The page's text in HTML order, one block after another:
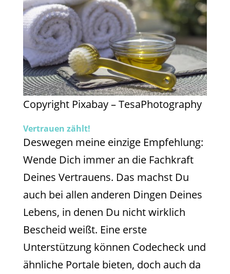
Copyright Pixabay – TesaPhotography
Vertrauen zählt!
Deswegen meine einzige Empfehlung:
Wende Dich immer an die Fachkraft
Deines Vertrauens. Das machst Du
auch bei allen anderen Dingen Deines
Lebens, in denen Du nicht wirklich
Bescheid weißt. Eine erste
Unterstützung können Codecheck und
ähnliche Portale bieten, doch auch da